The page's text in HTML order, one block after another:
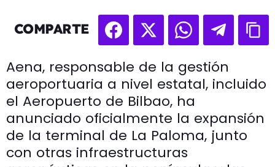
COMPARTE
Aena, responsable de la gestión
aeroportuaria a nivel estatal, incluido
el Aeropuerto de Bilbao, ha
anunciado oficialmente la expansión
de la terminal de La Paloma, junto
con otras infraestructuras